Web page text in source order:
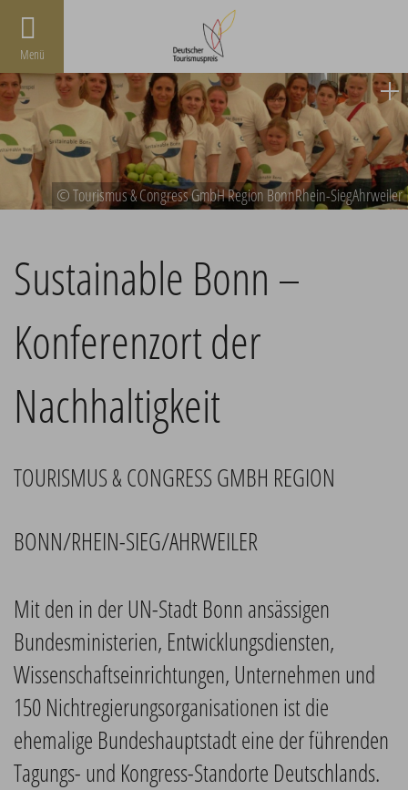
Menü
© Tourismus & Congress GmbH Region BonnRhein-SiegAhrweiler
Sustainable Bonn –
Konferenzort der
Nachhaltigkeit
TOURISMUS & CONGRESS GMBH REGION
BONN/RHEIN-SIEG/AHRWEILER
Mit den in der UN-Stadt Bonn ansässigen
Bundesministerien, Entwicklungsdiensten,
Wissenschaftseinrichtungen, Unternehmen und
150 Nichtregierungsorganisationen ist die
ehemalige Bundeshauptstadt eine der führenden
Tagungs- und Kongress-Standorte Deutschlands.